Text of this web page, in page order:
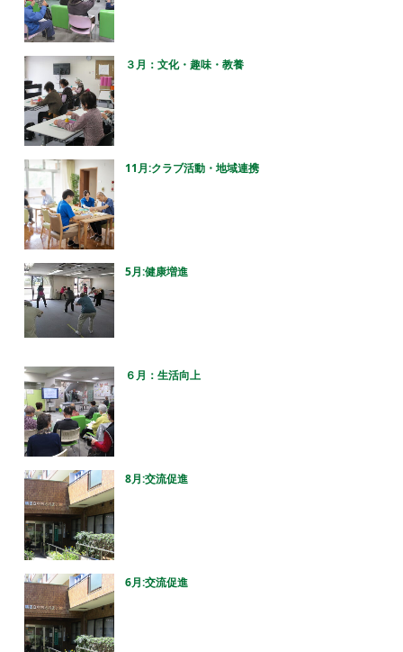
３月：文化・趣味・教養
11月:クラブ活動・地域連携
5月:健康増進
６月：生活向上
8月:交流促進
6月:交流促進